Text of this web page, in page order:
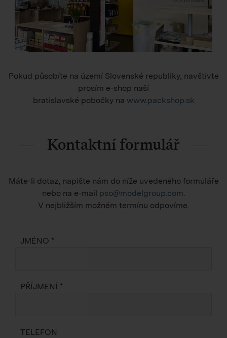
Pokud působíte na území Slovenské republiky, navštivte
prosím e-shop naší
bratislavské pobočky na www.packshop.sk
Kontaktní formulář
Máte-li dotaz, napište nám do níže uvedeného formuláře
nebo na e-mail pso@modelgroup.com
V nejbližším možném termínu odpovíme.
JMÉNO *
PŘÍJMENÍ *
TELEFON